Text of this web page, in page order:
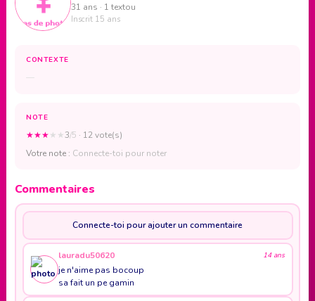
31 ans · 1 textou
Inscrit 15 ans
CONTEXTE
—
NOTE
★★★★ ★3/5 · 12 vote(s)
Votre note : Connecte-toi pour noter
Commentaires
Connecte-toi pour ajouter un commentaire
lauradu50620 14 ans
je n'aime pas bocoup
sa fait un pe gamin